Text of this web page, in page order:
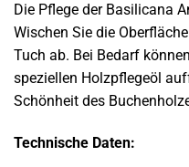
Die Pflege der Basilicana
Wischen Sie die
Tuch ab. Bei Bedarf
speziellen Holzpflegeöl
Schönheit des
Technische Daten: